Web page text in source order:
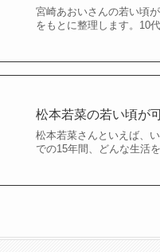
宮崎あおいさんの若い頃
をもとに整理します。10
松本若菜の若い頃が
松本若菜さんといえば、
での15年間、どんな生活